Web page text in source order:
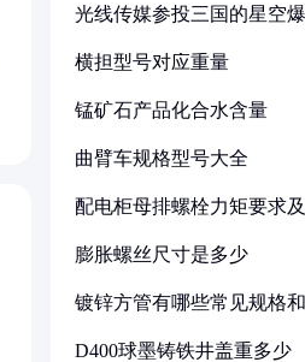
光线传媒参投三国的星空
横担型号对应重量
锰矿石产品化合水含量
曲臂车规格型号大全
配电柜母排螺栓力矩要求
膨胀螺丝尺寸是多少
镀锌方管有哪些常见规格
D400球墨铸铁井盖重多少